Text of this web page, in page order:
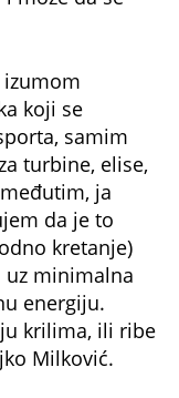
izumom
koji se
samim
turbine, elise,
ja
da je to
kretanje)
minimalna
energiju.
krilima, ili ribe
Milković.